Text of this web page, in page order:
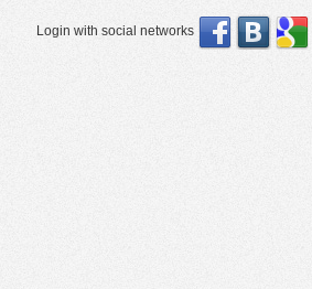
Login with social networks